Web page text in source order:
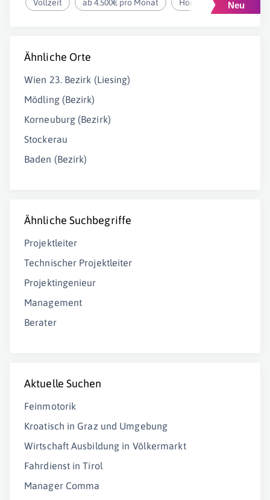
Vollzeit ab 4.500€ pro Monat Homeoffice
Ähnliche Orte
Wien 23. Bezirk (Liesing)
Mödling (Bezirk)
Korneuburg (Bezirk)
Stockerau
Baden (Bezirk)
Ähnliche Suchbegriffe
Projektleiter
Technischer Projektleiter
Projektingenieur
Management
Berater
Aktuelle Suchen
Feinmotorik
Kroatisch in Graz und Umgebung
Wirtschaft Ausbildung in Völkermarkt
Fahrdienst in Tirol
Manager Comma